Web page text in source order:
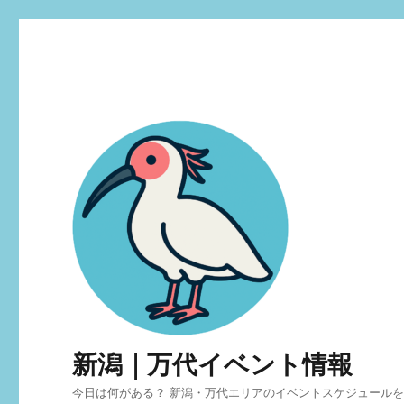
新潟｜万代イベント情報
今日は何がある？ 新潟・万代エリアのイベントスケジュールを